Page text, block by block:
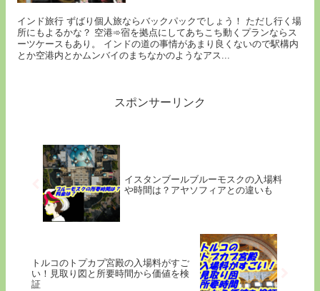
インド旅行 ずばり個人旅ならバックパックでしょう！ ただし行く場
所にもよるかな？ 空港➾宿を拠点にしてあちこち動くプランならス
ーツケースもあり。 インドの道の事情があまり良くないので駅構内
とか空港内とかムンバイのまちなかのようなアス...
スポンサーリンク
イスタンブールブルーモスクの入場料
や時間は？アヤソフィアとの違いも
トルコのトプカプ宮殿の入場料がすご
い！見取り図と所要時間から価値を検
証